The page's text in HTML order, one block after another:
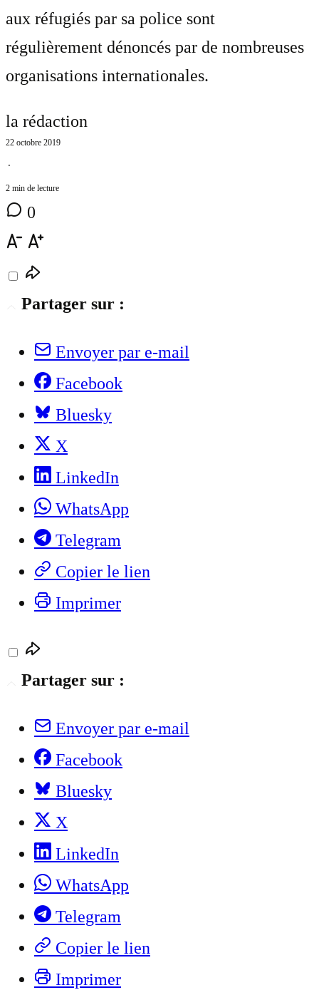
aux réfugiés par sa police sont
régulièrement dénoncés par de nombreuses
organisations internationales.
la rédaction
22 octobre 2019
⋅
2 min de lecture
0
Partager sur :
Envoyer par e-mail
Facebook
Bluesky
X
LinkedIn
WhatsApp
Telegram
Copier le lien
Imprimer
Partager sur :
Envoyer par e-mail
Facebook
Bluesky
X
LinkedIn
WhatsApp
Telegram
Copier le lien
Imprimer